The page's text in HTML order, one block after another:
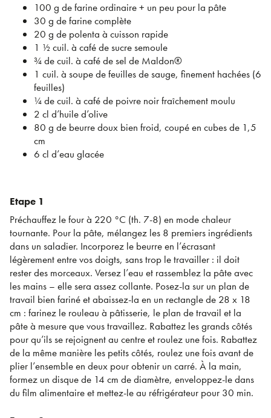
100 g de farine ordinaire + un peu pour la pâte
30 g de farine complète
20 g de polenta à cuisson rapide
1 ½ cuil. à café de sucre semoule
¾ de cuil. à café de sel de Maldon®
1 cuil. à soupe de feuilles de sauge, finement hachées (6
feuilles)
¼ de cuil. à café de poivre noir fraîchement moulu
2 cl d’huile d’olive
80 g de beurre doux bien froid, coupé en cubes de 1,5
cm
6 cl d’eau glacée
Etape 1
Préchauffez le four à 220 °C (th. 7-8) en mode chaleur
tournante. Pour la pâte, mélangez les 8 premiers ingrédients
dans un saladier. Incorporez le beurre en l’écrasant
légèrement entre vos doigts, sans trop le travailler : il doit
rester des morceaux. Versez l’eau et rassemblez la pâte avec
les mains – elle sera assez collante. Posez-la sur un plan de
travail bien fariné et abaissez-la en un rectangle de 28 x 18
cm : farinez le rouleau à pâtisserie, le plan de travail et la
pâte à mesure que vous travaillez. Rabattez les grands côtés
pour qu’ils se rejoignent au centre et roulez une fois. Rabattez
de la même manière les petits côtés, roulez une fois avant de
plier l’ensemble en deux pour obtenir un carré. À la main,
formez un disque de 14 cm de diamètre, enveloppez-le dans
du film alimentaire et mettez-le au réfrigérateur pour 30 min.